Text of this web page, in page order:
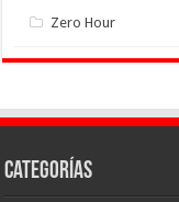
Zero Hour
Categorías